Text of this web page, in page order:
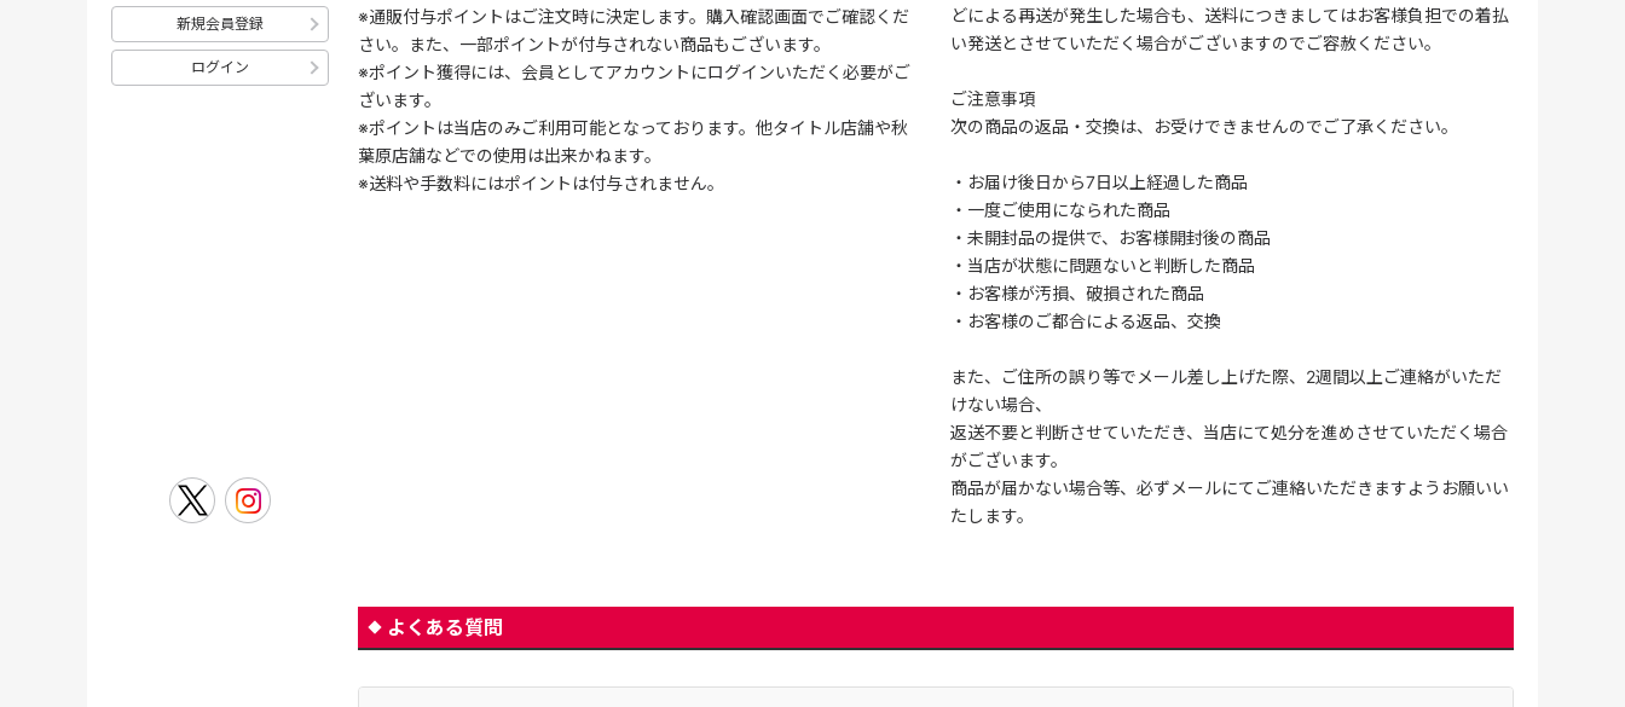
※通販付与ポイントはご注文時に決定します。購入確認画面でご確認くだ
さい。また、一部ポイントが付与されない商品もございます。
※ポイント獲得には、会員としてアカウントにログインいただく必要がご
ざいます。
※ポイントは当店のみご利用可能となっております。他タイトル店舗や秋
葉原店舗などでの使用は出来かねます。
※送料や手数料にはポイントは付与されません。
どによる再送が発生した場合も、送料につきましてはお客様負担での着払
い発送とさせていただく場合がございますのでご容赦ください。
ご注意事項
次の商品の返品・交換は、お受けできませんのでご了承ください。
・お届け後日から7日以上経過した商品
・一度ご使用になられた商品
・未開封品の提供で、お客様開封後の商品
・当店が状態に問題ないと判断した商品
・お客様が汚損、破損された商品
・お客様のご都合による返品、交換
また、ご住所の誤り等でメール差し上げた際、2週間以上ご連絡がいただ
けない場合、
返送不要と判断させていただき、当店にて処分を進めさせていただく場合
がございます。
商品が届かない場合等、必ずメールにてご連絡いただきますようお願いい
たします。
よくある質問
新規会員登録
ログイン